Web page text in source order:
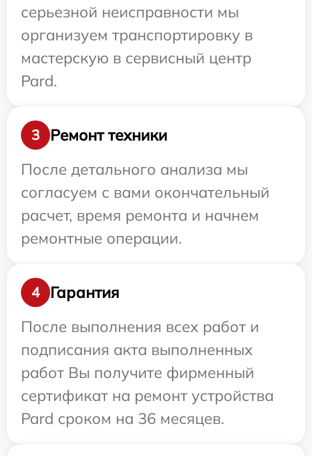
серьезной неисправности мы
организуем транспортировку в
мастерскую в сервисный центр
Pard.
3
Ремонт техники
После детального анализа мы
согласуем с вами окончательный
расчет, время ремонта и начнем
ремонтные операции.
4
Гарантия
После выполнения всех работ и
подписания акта выполненных
работ Вы получите фирменный
сертификат на ремонт устройства
Pard сроком на 36 месяцев.